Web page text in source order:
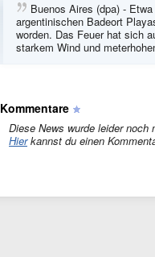
Buenos Aires (dpa) -
argentinischen Badeort
worden. Das Feuer hat sich
starkem Wind und
Kommentare
Diese News wurde leider noch
Hierkannst du einen